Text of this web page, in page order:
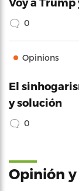
0
Opinions
El
y solución
0
Opinión